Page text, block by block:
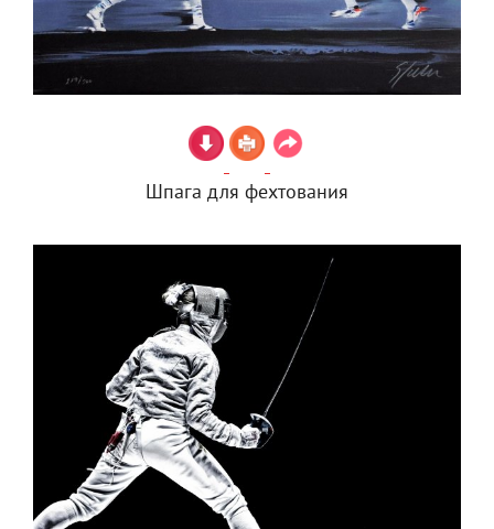
Шпага для фехтования